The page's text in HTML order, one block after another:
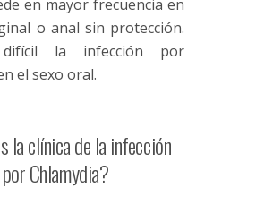
en mayor frecuencia en
o anal sin protección.
la infección por
el sexo oral.
la clínica de la infección
por Chlamydia?